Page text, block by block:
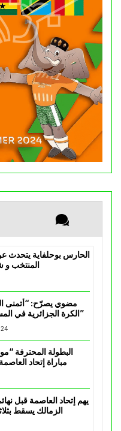
الحارس بوحلفاية يتحدث
المنتخب
مضوي يصرّح: “أتمنى
الكرة الجزائرية في المسابقات القارية”
البطولة المحترفة
مباراة إتحاد
يهم إتحاد العاصمة قبل